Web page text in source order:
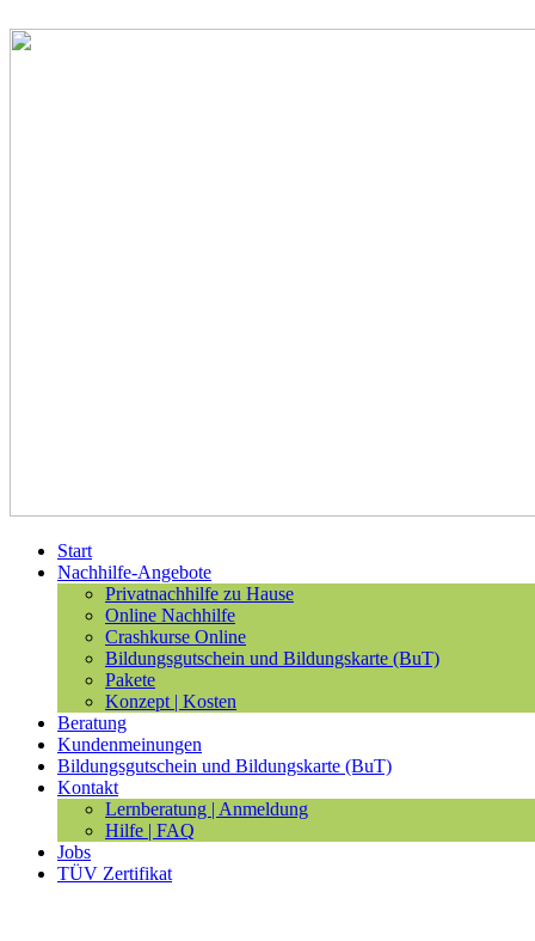
Start
Nachhilfe-Angebote
Privatnachhilfe zu Hause
Online Nachhilfe
Crashkurse Online
Bildungsgutschein und Bildungskarte (BuT)
Pakete
Konzept | Kosten
Beratung
Kundenmeinungen
Bildungsgutschein und Bildungskarte (BuT)
Kontakt
Lernberatung | Anmeldung
Hilfe | FAQ
Jobs
TÜV Zertifikat